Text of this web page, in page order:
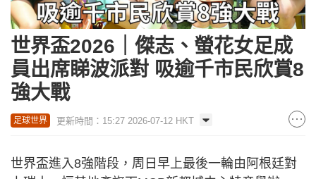
世界盃2026｜傑志、螢花女足成
員出席睇波派對 吸逾千市民欣賞8
強大戰
足球世界 更新時間：15:27 2026-07-12 HKT
世界盃進入8強階段，周日早上最後一輪由阿根廷對